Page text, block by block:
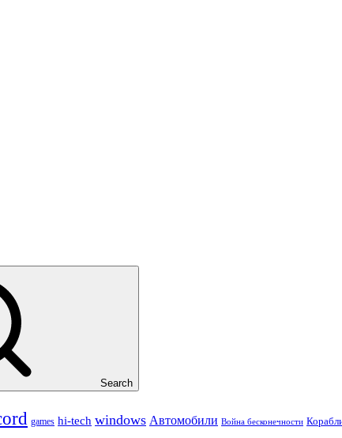
Search
games hi-tech windows Автомобили Война бесконечности